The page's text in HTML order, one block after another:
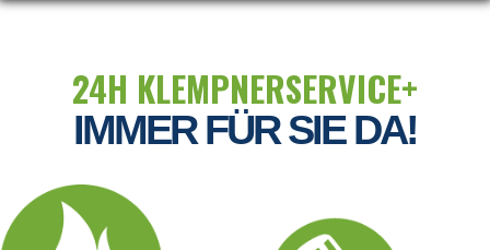
24H KLEMPNERSERVICE+
IMMER FÜR SIE DA!